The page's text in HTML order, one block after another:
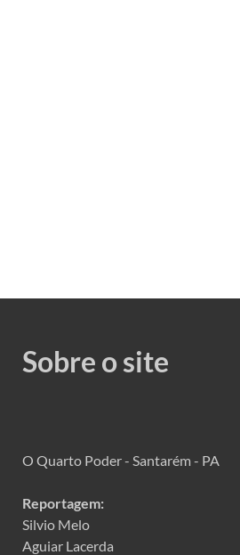
Sobre o site
O Quarto Poder - Santarém - PA
Reportagem:
Silvio Melo
Aguiar Lacerda